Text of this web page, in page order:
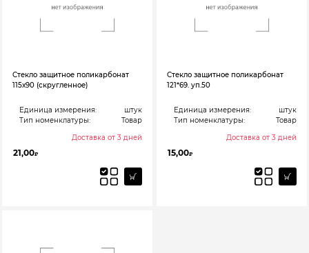
Стекло защитное поликарбонат
115х90 (скругленное)
Единица измерения:
штук
Тип номенклатуры:
Товар
Доставка от 3 дней
21,00₽
Стекло защитное поликарбонат
121*69. уп.50
Единица измерения:
штук
Тип номенклатуры:
Товар
Доставка от 3 дней
15,00₽